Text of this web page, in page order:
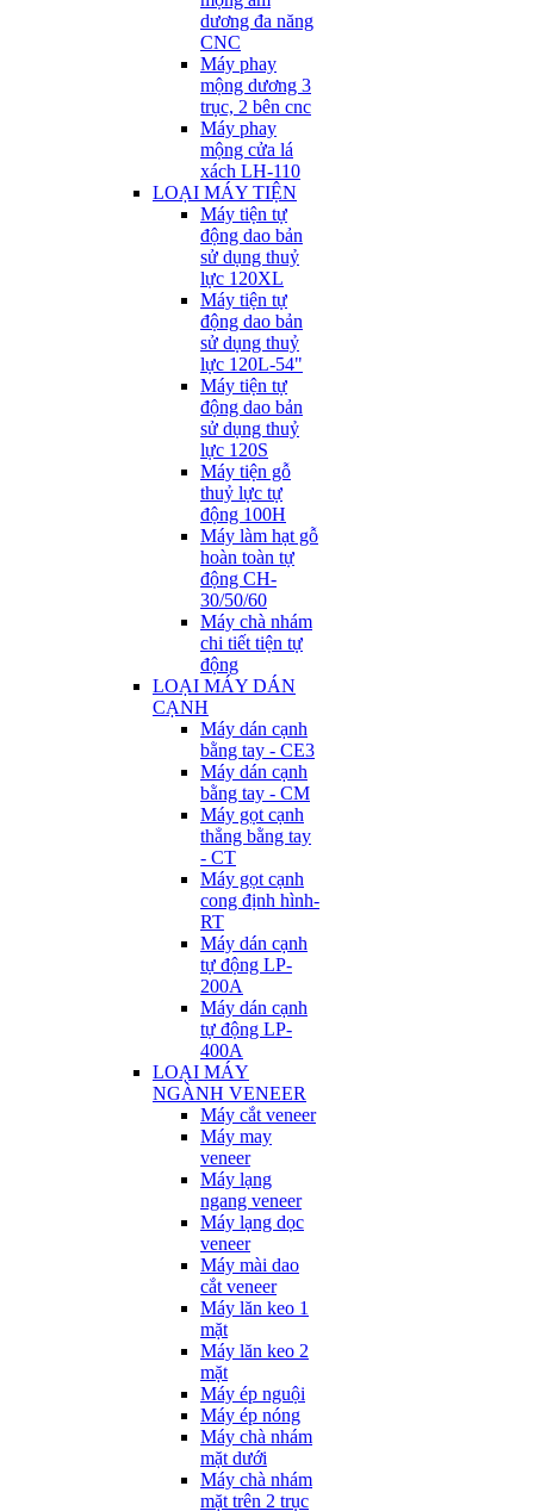
dương đa năng
CNC
Máy phay
mộng dương 3
trục, 2 bên cnc
Máy phay
mộng cửa lá
xách LH-110
LOẠI MÁY TIỆN
Máy tiện tự
động dao bản
sử dụng thuỷ
lực 120XL
Máy tiện tự
động dao bản
sử dụng thuỷ
lực 120L-54"
Máy tiện tự
động dao bản
sử dụng thuỷ
lực 120S
Máy tiện gỗ
thuỷ lực tự
động 100H
Máy làm hạt gỗ
hoàn toàn tự
động CH-
30/50/60
Máy chà nhám
chi tiết tiện tự
động
LOẠI MÁY DÁN
CẠNH
Máy dán cạnh
bằng tay - CE3
Máy dán cạnh
bằng tay - CM
Máy gọt cạnh
thẳng bằng tay
- CT
Máy gọt cạnh
cong định hình-
RT
Máy dán cạnh
tự động LP-
200A
Máy dán cạnh
tự động LP-
400A
LOẠI MÁY
NGÀNH VENEER
Máy cắt veneer
Máy may
veneer
Máy lạng
ngang veneer
Máy lạng dọc
veneer
Máy mài dao
cắt veneer
Máy lăn keo 1
mặt
Máy lăn keo 2
mặt
Máy ép nguội
Máy ép nóng
Máy chà nhám
mặt dưới
Máy chà nhám
mặt trên 2 trục